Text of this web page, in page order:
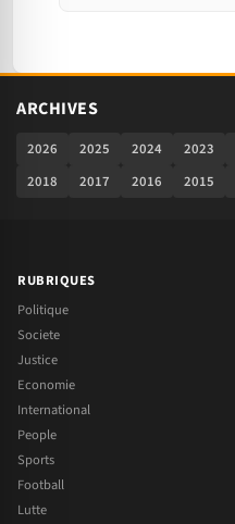
ARCHIVES
2026 2025 2024 2023
2018
2017 2016 2015
RUBRIQUES
Politique
Societe
Justice
Economie
International
People
Sports
Football
Lutte